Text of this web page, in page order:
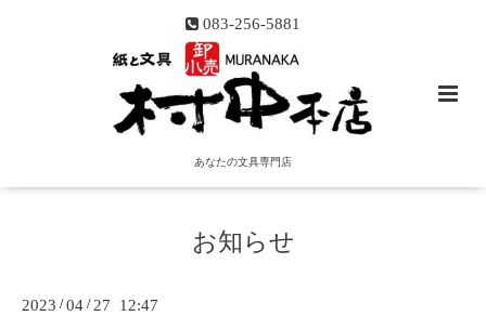
083-256-5881
あなたの文具専門店
お知らせ
2023 /04 / 27 12:47